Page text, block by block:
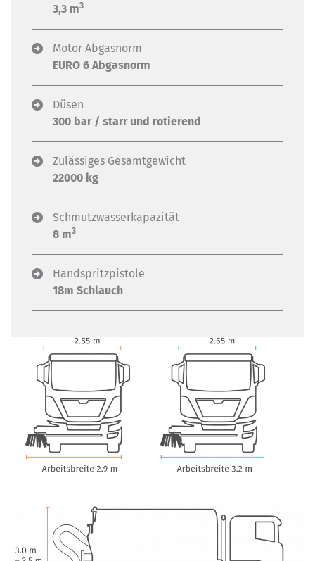
3,3 m3
Motor Abgasnorm
EURO 6 Abgasnorm
Düsen
300 bar / starr und rotierend
Zulässiges Gesamtgewicht
22000 kg
Schmutzwasserkapazität
8 m3
Handspritzpistole
18m Schlauch